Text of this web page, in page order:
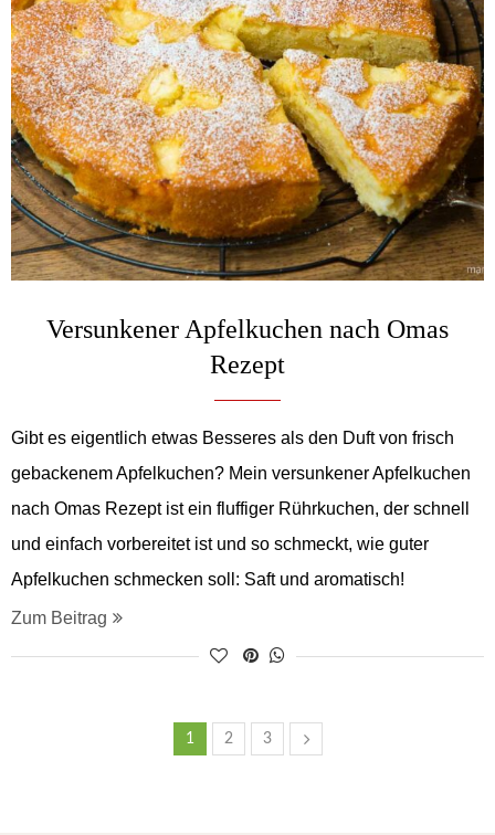
Versunkener Apfelkuchen nach Omas
Rezept
Gibt es eigentlich etwas Besseres als den Duft von frisch
gebackenem Apfelkuchen? Mein versunkener Apfelkuchen
nach Omas Rezept ist ein fluffiger Rührkuchen, der schnell
und einfach vorbereitet ist und so schmeckt, wie guter
Apfelkuchen schmecken soll: Saft und aromatisch!
Zum Beitrag
1 2 3